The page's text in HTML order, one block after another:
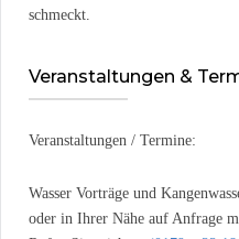
schmeckt.
Veranstaltungen &
Veranstaltungen / Termine:
Wasser Vorträge und
oder in Ihrer Nähe auf Anfrage